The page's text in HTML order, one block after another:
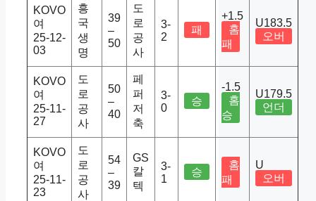
KOVO
여
25-12-
03
흥
국
생
명
39
–
50
도
로
공
사
3-
2
패
+1.5
홈
패
U183.5
오버
KOVO
여
25-11-
27
도
로
공
사
50
–
40
페
퍼
저
축
3-
0
승
-1.5
홈
승
U179.5
언더
KOVO
여
25-11-
23
도
로
공
사
54
–
39
GS
칼
텍
3-
1
승
홈
패
U
오버